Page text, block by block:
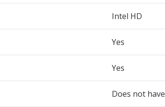
Intel HD
Yes
Yes
Does not have